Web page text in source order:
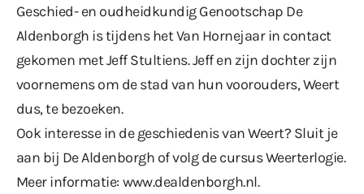
Geschied- en oudheidkundig Genootschap De
Aldenborgh is tijdens het Van Hornejaar in contact
gekomen met Jeff Stultiens. Jeff en zijn dochter zijn
voornemens om de stad van hun voorouders, Weert
dus, te bezoeken.
Ook interesse in de geschiedenis van Weert? Sluit je
aan bij De Aldenborgh of volg de cursus Weerterlogie.
Meer informatie: www.dealdenborgh.nl.